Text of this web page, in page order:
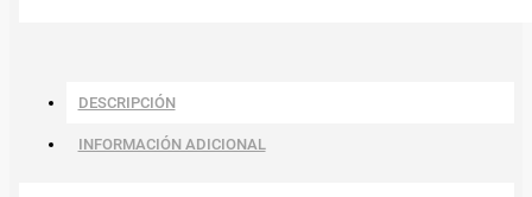
DESCRIPCIÓN
INFORMACIÓN ADICIONAL